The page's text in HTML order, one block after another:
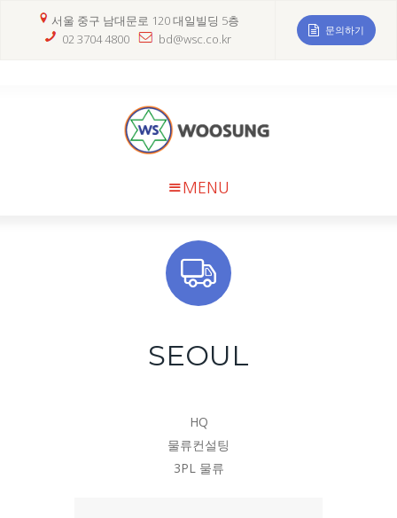
서울 중구 남대문로 120 대일빌딩 5층
02 3704 4800
bd@wsc.co.kr
문의하기
MENU
SEOUL
HQ
물류컨설팅
3PL 물류